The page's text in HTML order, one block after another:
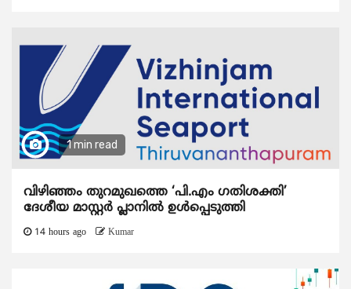
1 min read
വിഴിഞ്ഞം തുറമുഖത്തെ ‘പി.എം ഗതിശക്തി’
ദേശീയ മാസ്റ്റർ പ്ലാനിൽ ഉൾപ്പെടുത്തി
14 hours ago Kumar